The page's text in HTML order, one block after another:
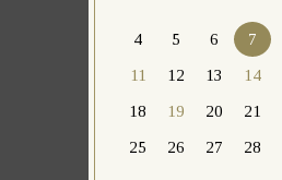
4 5 6 7
11 12 13 14
18 19 20 21
25 26 27 28